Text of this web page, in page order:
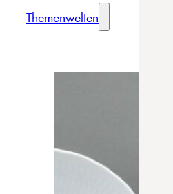
Themenwelten